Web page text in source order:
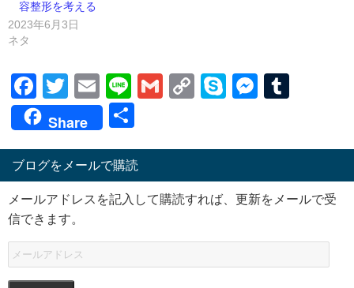
容整形を考える
2023年6月3日
ネタ
Facebook
Twitter
EmailLineGmailCopySkype
Share
ブログをメールで購読
メールアドレスを記入して購読すれば、更新をメールで受
信できます。